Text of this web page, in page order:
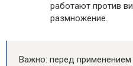
работают против
размножение.
Важно: перед применением